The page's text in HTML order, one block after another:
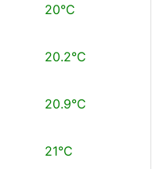
20°C
20.2°C
20.9°C
21°C